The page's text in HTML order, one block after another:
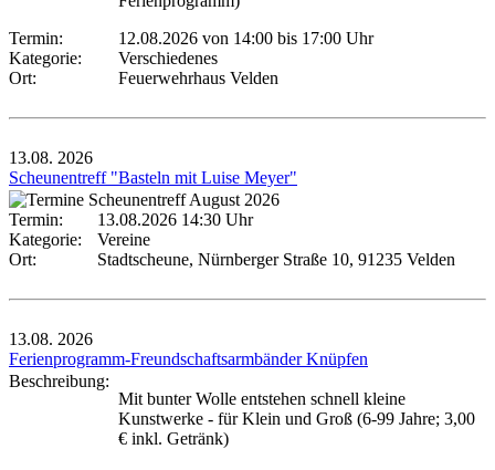
Termin:
12.08.2026 von 14:00 bis 17:00 Uhr
Kategorie:
Verschiedenes
Ort:
Feuerwehrhaus Velden
13.08. 2026
Scheunentreff "Basteln mit Luise Meyer"
Termin:
13.08.2026 14:30 Uhr
Kategorie:
Vereine
Ort:
Stadtscheune, Nürnberger Straße 10, 91235 Velden
13.08. 2026
Ferienprogramm-Freundschaftsarmbänder Knüpfen
Beschreibung:
Mit bunter Wolle entstehen schnell kleine
Kunstwerke - für Klein und Groß (6-99 Jahre; 3,00
€ inkl. Getränk)